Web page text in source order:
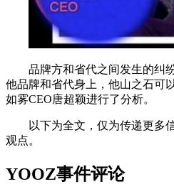
品牌方和省代之间发生的纠
他品牌和省代身上，他山之石可
如雾CEO唐超颖进行了分析。
以下为全文，仅为传递更多
观点。
YOOZ事件评论